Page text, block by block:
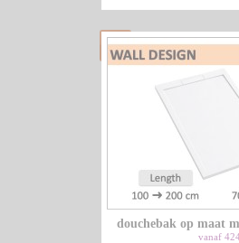
douchebak op maat
vanaf